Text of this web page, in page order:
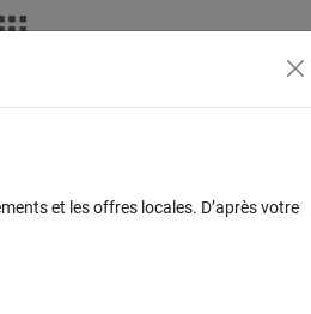
Connectez-vous pour
Connectez-
et les offres locales. D’après votre